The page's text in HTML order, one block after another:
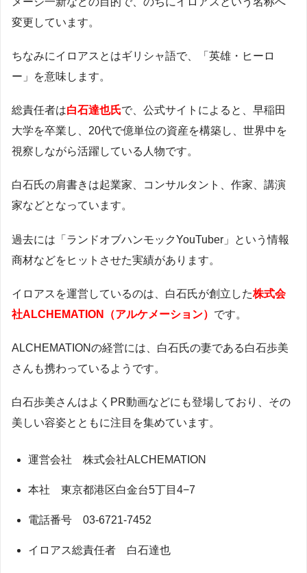
変更しています。
ちなみにイロアスとはギリシャ語で、「英雄・ヒーロ
ー」を意味します。
総責任者は白石達也氏で、公式サイトによると、早稲田
大学を卒業し、20代で億単位の資産を構築し、世界中を
視察しながら活躍している人物です。
白石氏の肩書きは起業家、コンサルタント、作家、講演
家などとなっています。
過去には「ランドオブハンモックYouTuber」という情報
商材などをヒットさせた実績があります。
イロアスを運営しているのは、白石氏が創立した株式会
社ALCHEMATION（アルケメーション） です。
ALCHEMATIONの経営には、白石氏の妻である白石歩美
さんも携わっているようです。
白石歩美さんはよくPR動画などにも登場しており、その
美しい容姿とともに注目を集めています。
運営会社 株式会社ALCHEMATION
本社 東京都港区白金台5丁目4−7
電話番号 03-6721-7452
イロアス総責任者 白石達也